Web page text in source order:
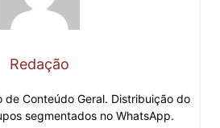
Redação
de Conteúdo Geral. Distribuição do
segmentados no WhatsApp.